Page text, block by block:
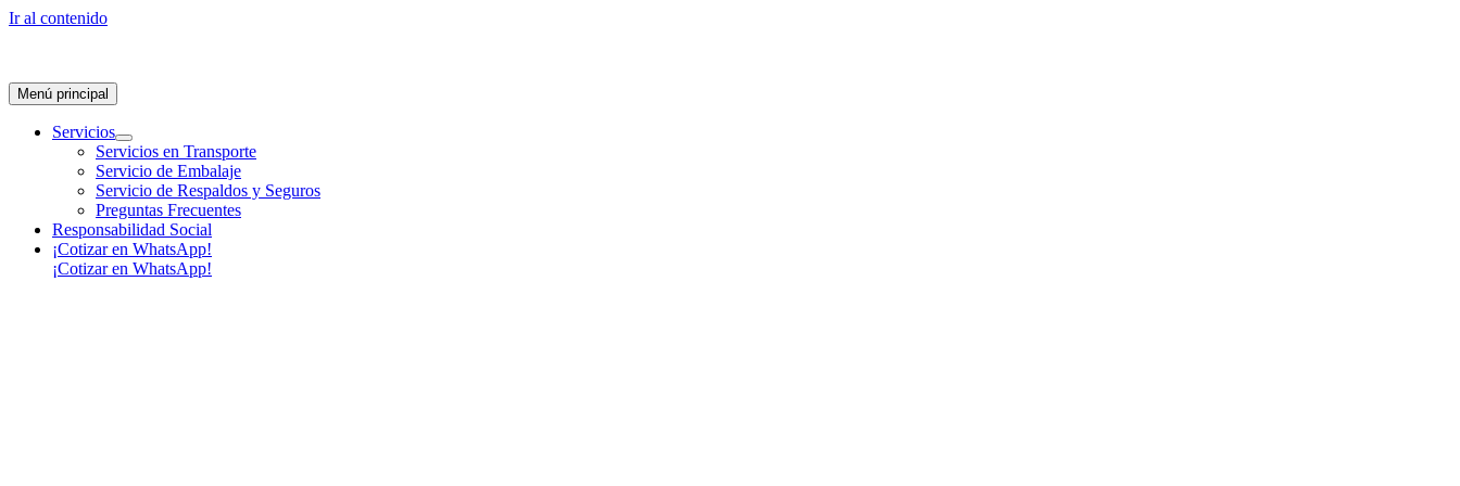
Ir al contenido
Menú principal
Servicios
Servicios en Transporte
Servicio de Embalaje
Servicio de Respaldos y Seguros
Preguntas Frecuentes
Responsabilidad Social
¡Cotizar en WhatsApp!
¡Cotizar en WhatsApp!